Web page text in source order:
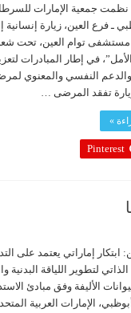
يوليو 2026 نظمت جمعية الإمارات
ـ فرع العين، زيارة
مستشفى توام العين، تحت
في إطار المبادرات
والدعم النفسي والمعنوي
تفقد المرضى …
»
Pinterest
إماراتي يعتمد على
الذاتي لتطوير اللياقة البدنية
الأليفة وفق مبادئ